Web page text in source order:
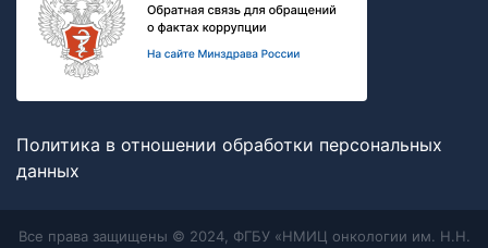
Политика в отношении обработки персональных
данных
Все права защищены © 2024, ФГБУ «НМИЦ онкологии им. Н.Н.